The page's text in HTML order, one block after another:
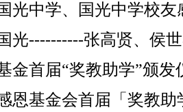
光中学、国光中学校
光----------张高贤、侯
金首届“奖教助学”颁
恩基金会首届「奖教